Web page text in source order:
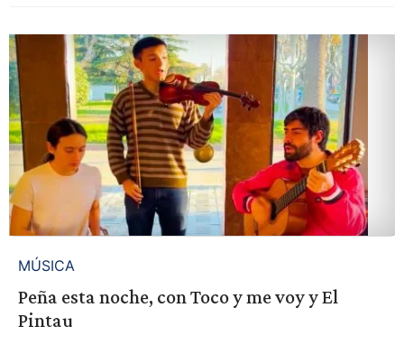
MÚSICA
Peña esta noche, con Toco y me voy y El
Pintau